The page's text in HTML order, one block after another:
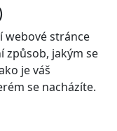
webové stránce
způsob, jakým se
je váš
se nacházíte.